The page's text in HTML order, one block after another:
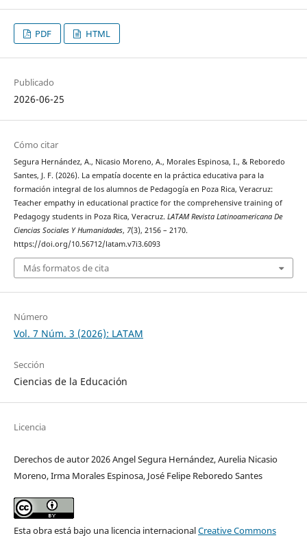
PDF HTML
Publicado
2026-06-25
Cómo citar
Segura Hernández, A., Nicasio Moreno, A., Morales Espinosa, I., & Reboredo
Santes, J. F. (2026). La empatía docente en la práctica educativa para la
formación integral de los alumnos de Pedagogía en Poza Rica, Veracruz:
Teacher empathy in educational practice for the comprehensive training of
Pedagogy students in Poza Rica, Veracruz. LATAM Revista Latinoamericana De
Ciencias Sociales Y Humanidades, 7(3), 2156 – 2170.
https://doi.org/10.56712/latam.v7i3.6093
Más formatos de cita
Número
Vol. 7 Núm. 3 (2026): LATAM
Sección
Ciencias de la Educación
Licencia
Derechos de autor 2026 Angel Segura Hernández, Aurelia Nicasio
Moreno, Irma Morales Espinosa, José Felipe Reboredo Santes
Esta obra está bajo una licencia internacionalCreative Commons